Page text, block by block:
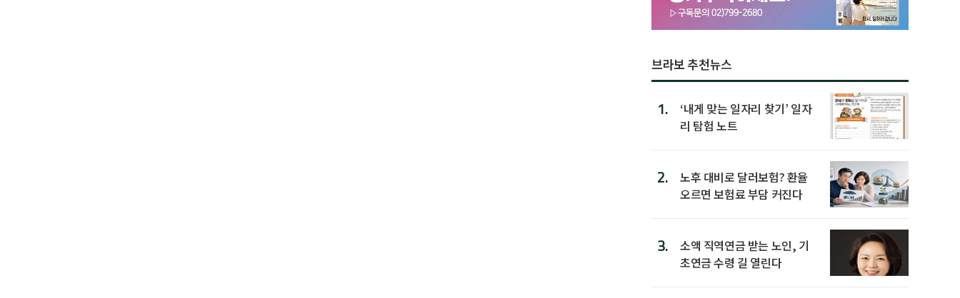
브라보 추천뉴스
1.
‘내게 맞는 일자리 찾기’ 일자
리 탐험 노트
2.
노후 대비로 달러보험? 환율
오르면 보험료 부담 커진다
3.
소액 직역연금 받는 노인, 기
초연금 수령 길 열린다